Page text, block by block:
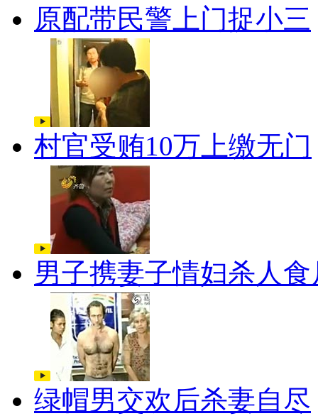
原配带民警上门捉小三
村官受贿10万上缴无门
男子携妻子情妇杀人食
绿帽男交欢后杀妻自尽